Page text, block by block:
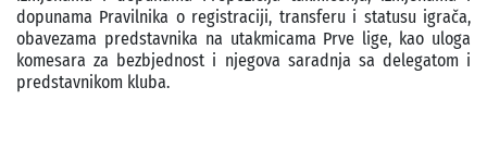
dopunama Pravilnika o registraciji, transferu i statusu igrača,
obavezama predstavnika na utakmicama Prve lige, kao uloga
komesara za bezbjednost i njegova saradnja sa delegatom i
predstavnikom kluba.